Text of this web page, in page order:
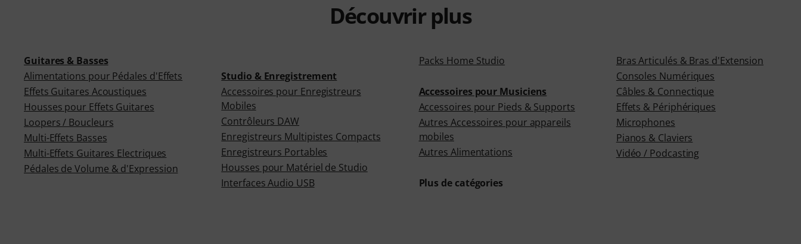
Découvrir plus
Guitares & Basses
Alimentations pour Pédales d'Effets
Effets Guitares Acoustiques
Housses pour Effets Guitares
Loopers / Boucleurs
Multi-Effets Basses
Multi-Effets Guitares Electriques
Pédales de Volume & d'Expression
Studio & Enregistrement
Accessoires pour Enregistreurs
Mobiles
Contrôleurs DAW
Enregistreurs Multipistes Compacts
Enregistreurs Portables
Housses pour Matériel de Studio
Interfaces Audio USB
Packs Home Studio
Accessoires pour Musiciens
Accessoires pour Pieds & Supports
Autres Accessoires pour appareils
mobiles
Autres Alimentations
Plus de catégories
Bras Articulés & Bras d'Extension
Consoles Numériques
Câbles & Connectique
Effets & Périphériques
Microphones
Pianos & Claviers
Vidéo / Podcasting